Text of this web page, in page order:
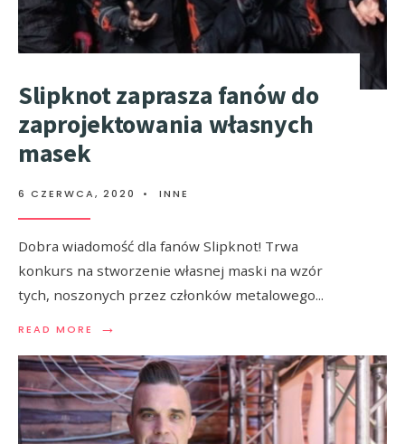
Slipknot zaprasza fanów do
zaprojektowania własnych
masek
6 CZERWCA, 2020 • INNE
Dobra wiadomość dla fanów Slipknot! Trwa
konkurs na stworzenie własnej maski na wzór
tych, noszonych przez członków metalowego...
READ MORE →